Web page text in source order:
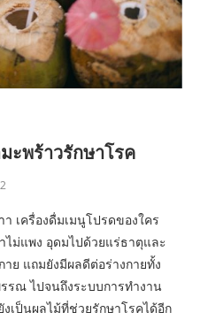
ะพร้าวรักษาโรค
เครื่องดื่มเมนูโปรดของใคร
ม่แพง อุดมไปด้วยแร่ธาตุและ
ย แถมยังมีผลดีต่อร่างกายทั้ง
รณ ไปจนถึงระบบการทำงาน
งเป็นผลไม้ที่ช่วยรักษาโรคได้อีก